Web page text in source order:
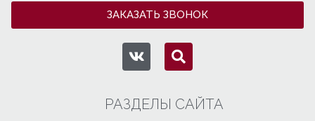
ЗАКАЗАТЬ ЗВОНОК
РАЗДЕЛЫ САЙТА